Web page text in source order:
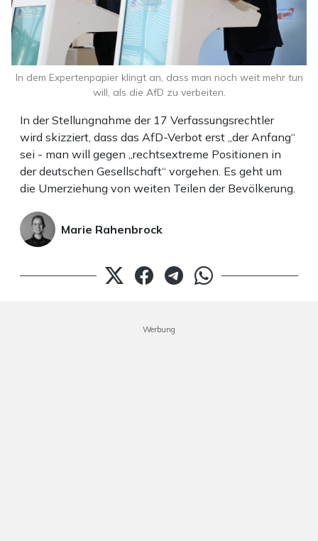
In der Stellungnahme der 17 Verfassungsrechtler
wird skizziert, dass das AfD-Verbot erst „der Anfang“
sei - man will gegen „rechtsextreme Positionen in
der deutschen Gesellschaft“ vorgehen. Es geht um
die Umerziehung von weiten Teilen der Bevölkerung.
Marie Rahenbrock
In dem Expertenpapier klingt an, dass man noch weit mehr tun
will, als die AfD zu verbeiten.
Werbung